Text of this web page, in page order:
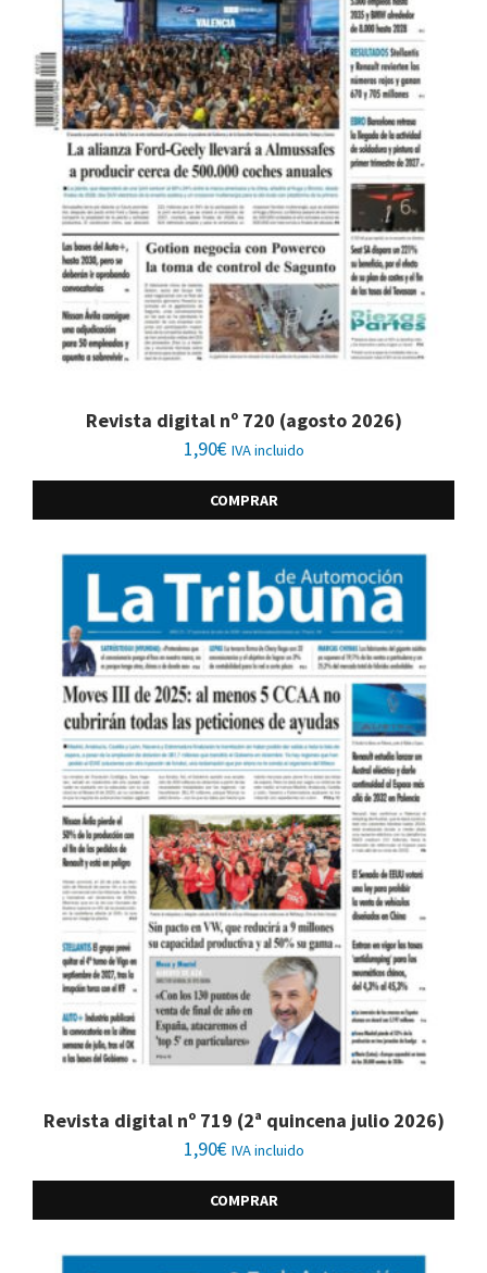
Revista digital nº 720 (agosto 2026)
1,90€ IVA incluido
COMPRAR
Revista digital nº 719 (2ª quincena julio 2026)
1,90€ IVA incluido
COMPRAR